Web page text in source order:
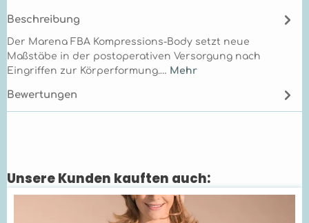
Beschreibung
Der Marena FBA Kompressions-Body setzt neue
Maßstäbe in der postoperativen Versorgung nach
Eingriffen zur Körperformung.… Mehr
Bewertungen
Produktgalerie überspringen
Unsere Kunden kauften auch: